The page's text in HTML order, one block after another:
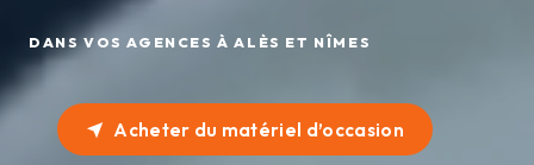
DANS VOS AGENCES À ALÈS ET NÎMES
Acheter du matériel d’occasion